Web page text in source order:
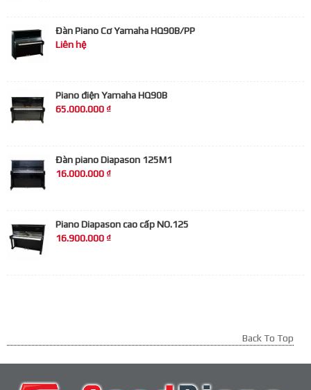
Đàn Piano Cơ Yamaha HQ90B/PP
Liên hệ
Piano điện Yamaha HQ90B
65.000.000 ₫
Đàn piano Diapason 125M1
16.000.000 ₫
Piano Diapason cao cấp NO.125
16.900.000 ₫
Back To Top